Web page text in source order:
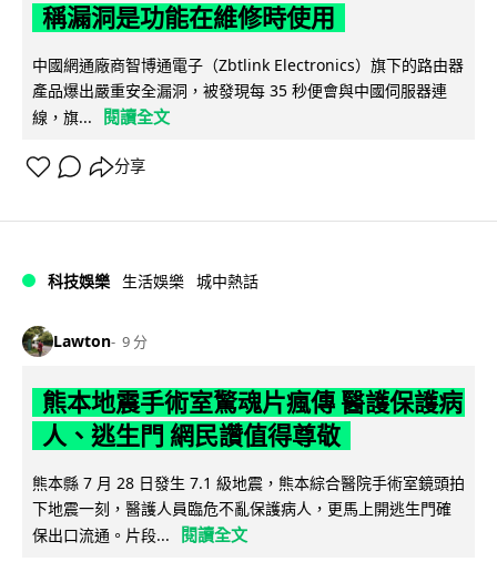
稱漏洞是功能在維修時使用
中國網通廠商智博通電子（Zbtlink Electronics）旗下的路由器
產品爆出嚴重安全漏洞，被發現每 35 秒便會與中國伺服器連
線，旗...
閱讀全文
分享
科技娛樂 生活娛樂 城中熱話
Lawton 9 分
熊本地震手術室驚魂片瘋傳 醫護保護病
人、逃生門 網民讚值得尊敬
熊本縣 7 月 28 日發生 7.1 級地震，熊本綜合醫院手術室鏡頭拍
下地震一刻，醫護人員臨危不亂保護病人，更馬上開逃生門確
保出口流通。片段...
閱讀全文